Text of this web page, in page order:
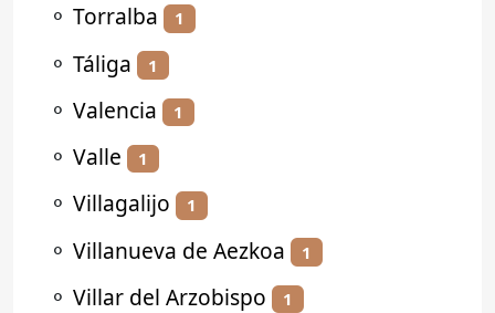
⚬ Torralba 1
⚬ Táliga 1
⚬ Valencia 1
⚬ Valle 1
⚬ Villagalijo 1
⚬ Villanueva de Aezkoa 1
⚬ Villar del Arzobispo 1